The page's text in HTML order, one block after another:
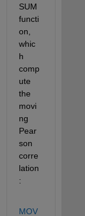
SUM
functi
on,
whic
h
comp
ute
the
movi
ng
Pear
son
corre
lation
:
MOV